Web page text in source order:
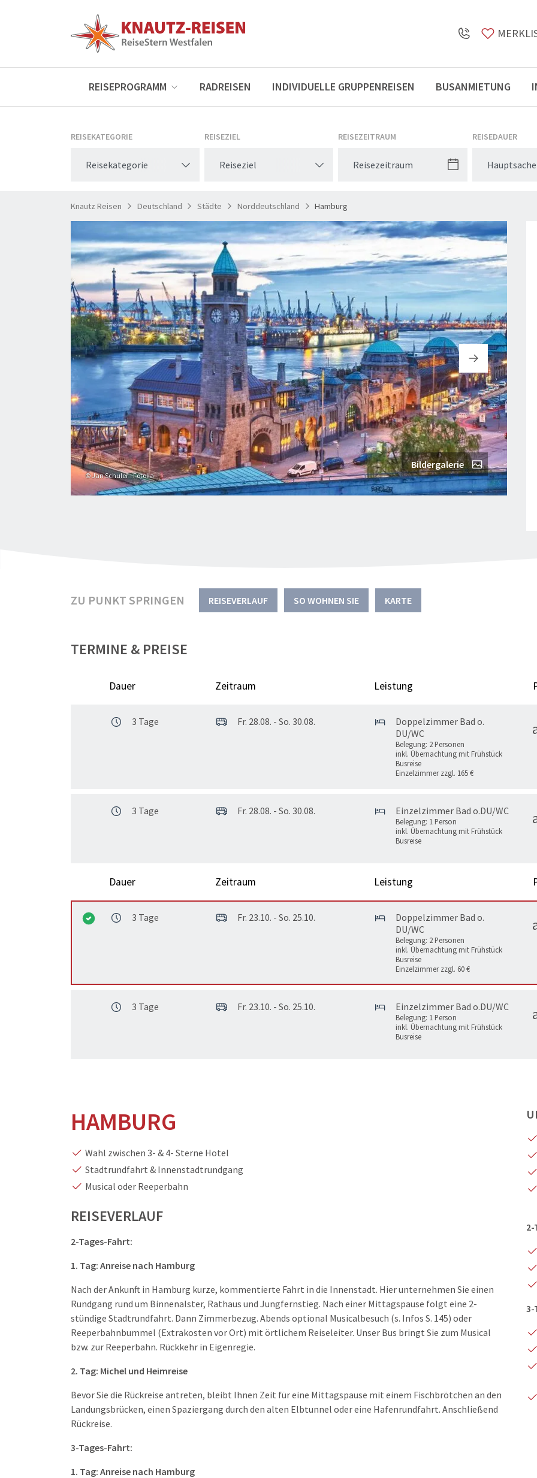
Öffnungszeiten
REISEPROGRAMM RADREISEN INDIVIDUELLE GRUPPENREISEN BUSANMIETUNG
REISEKATEGORIE
Reisekategorie
REISEZIEL
Reiseziel
REISEZEITRAUM REISEDAUER
Knautz Reisen Deutschland Städte Norddeutschland Hamburg
© Jan Schuler - Fotolia
Bildergalerie
ZU PUNKT SPRINGEN REISEVERLAUF SO WOHNEN SIE KARTE
TERMINE & PREISE
Dauer Zeitraum Leistung
3 Tage Fr. 28.08. - So. 30.08.
Doppelzimmer Bad o.
DU/WC
Belegung: 2 Personen
inkl. Übernachtung mit Frühstück
Busreise
Einzelzimmer zzgl. 165 €
3 Tage Fr. 28.08. - So. 30.08. Einzelzimmer Bad o.DU/WC
Belegung: 1 Person
inkl. Übernachtung mit Frühstück
Busreise
Dauer Zeitraum Leistung
3 Tage Fr. 23.10. - So. 25.10.
Doppelzimmer Bad o.
DU/WC
Belegung: 2 Personen
inkl. Übernachtung mit Frühstück
Busreise
Einzelzimmer zzgl. 60 €
3 Tage Fr. 23.10. - So. 25.10. Einzelzimmer Bad o.DU/WC
Belegung: 1 Person
inkl. Übernachtung mit Frühstück
Busreise
HAMBURG
Wahl zwischen 3- & 4- Sterne Hotel
Stadtrundfahrt & Innenstadtrundgang
Musical oder Reeperbahn
REISEVERLAUF
2-Tages-Fahrt:
1. Tag: Anreise nach Hamburg
Nach der Ankunft in Hamburg kurze, kommentierte Fahrt in die Innenstadt. Hier unternehmen Sie einen
Rundgang rund um Binnenalster, Rathaus und Jungfernstieg. Nach einer Mittagspause folgt eine 2-
stündige Stadtrundfahrt. Dann Zimmerbezug. Abends optional Musicalbesuch (s. Infos S. 145) oder
Reeperbahnbummel (Extrakosten vor Ort) mit örtlichem Reiseleiter. Unser Bus bringt Sie zum Musical
bzw. zur Reeperbahn. Rückkehr in Eigenregie.
2. Tag: Michel und Heimreise
Bevor Sie die Rückreise antreten, bleibt Ihnen Zeit für eine Mittagspause mit einem Fischbrötchen an den
Landungsbrücken, einen Spaziergang durch den alten Elbtunnel oder eine Hafenrundfahrt. Anschließend
Rückreise.
3-Tages-Fahrt:
1. Tag: Anreise nach Hamburg
3-